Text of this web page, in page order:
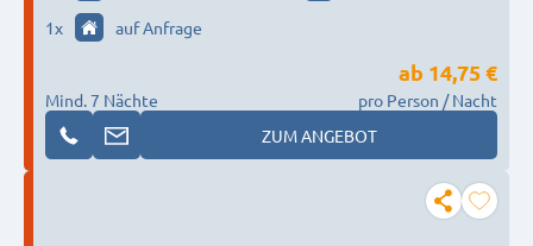
1x auf Anfrage
Mind. 7 Nächte
ab 14,75 €
pro Person / Nacht
ZUM ANGEBOT